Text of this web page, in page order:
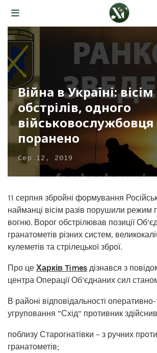
Війна в Україні: вісім
обстрілів, одного
військовослужбовця
поранено
Сер 12, 2019
11 серпня збройні формування
найманці вісім разів порушили режим
вогню. Ворог обстрілював позиції
гранатометів різних систем,
кулеметів та стрілецької зброї.
Про це Харків Times дізнався з
центра Операції Об’єднаних сил
В районі відповідальності
угруповання “Схід” противник здійснив
поблизу Старогнатівки – з ручних
гранатометів;